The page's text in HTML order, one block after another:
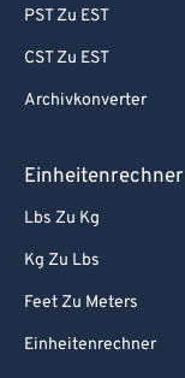
PST Zu EST
CST Zu EST
Archivkonverter
Einheitenrechner
Lbs Zu Kg
Kg Zu Lbs
Feet Zu Meters
Einheitenrechner